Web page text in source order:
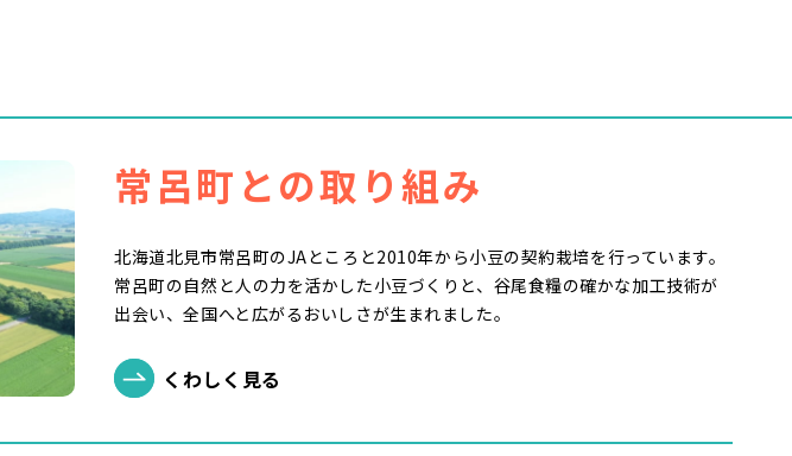
常呂町との取り組み
北海道北見市常呂町のJAところと2010年から小豆の契約栽培を行っています。
常呂町の自然と人の力を活かした小豆づくりと、谷尾食糧の確かな加工技術が
出会い、全国へと広がるおいしさが生まれました。
くわしく見る